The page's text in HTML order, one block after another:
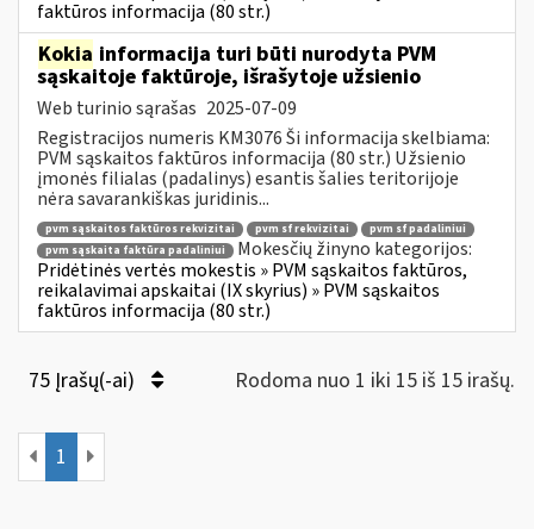
faktūros informacija (80 str.)
Kokia informacija turi būti nurodyta PVM
sąskaitoje faktūroje, išrašytoje užsienio
Web turinio sąrašas 2025-07-09
Registracijos numeris KM3076 Ši informacija skelbiama:
PVM sąskaitos faktūros informacija (80 str.) Užsienio
įmonės filialas (padalinys) esantis šalies teritorijoje
nėra savarankiškas juridinis...
pvm sąskaitos faktūros rekvizitai pvm sf rekvizitai
pvm sf padaliniui
pvm sąskaita faktūra padaliniui
Mokesčių žinyno kategorijos:
Pridėtinės vertės mokestis » PVM sąskaitos faktūros,
reikalavimai apskaitai (IX skyrius) » PVM sąskaitos
faktūros informacija (80 str.)
75 Įrašų(-ai) Rodoma nuo 1 iki 15 iš 15 irašų.
1